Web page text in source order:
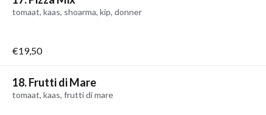
tomaat, kaas, shoarma, kip, donner
€19,50
18. Frutti di Mare
tomaat, kaas, frutti di mare